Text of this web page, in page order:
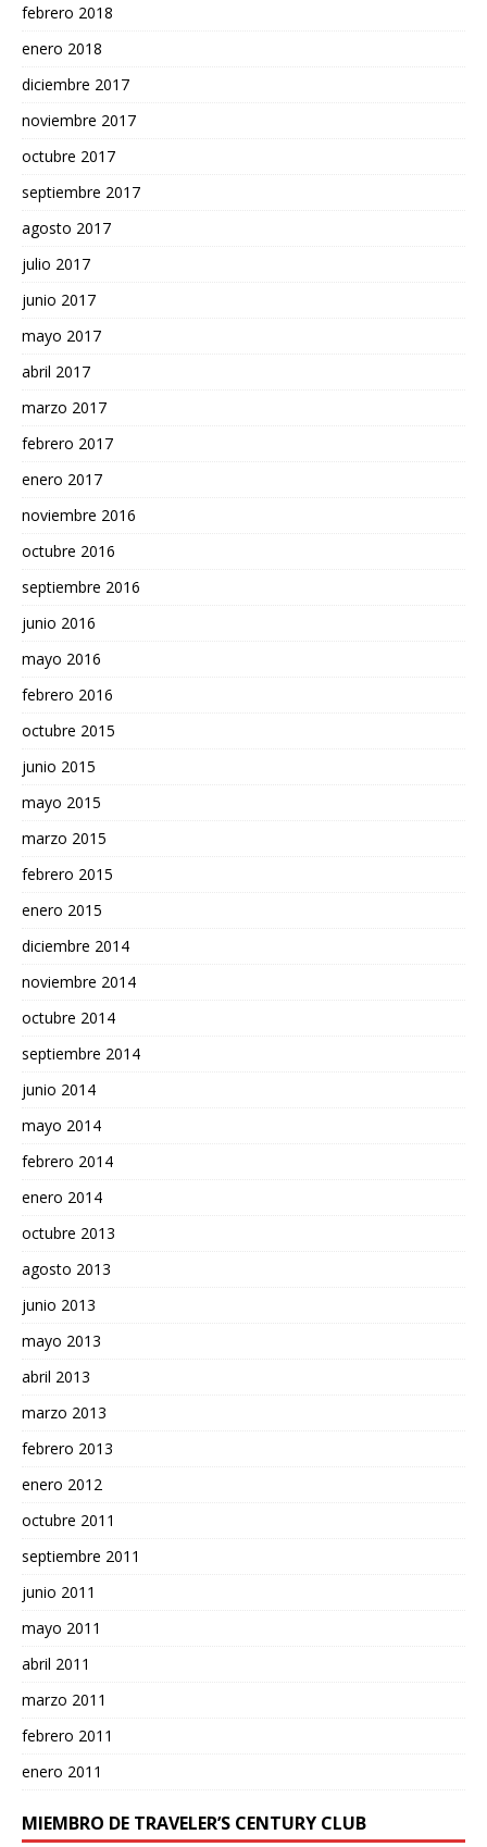
febrero 2018
enero 2018
diciembre 2017
noviembre 2017
octubre 2017
septiembre 2017
agosto 2017
julio 2017
junio 2017
mayo 2017
abril 2017
marzo 2017
febrero 2017
enero 2017
noviembre 2016
octubre 2016
septiembre 2016
junio 2016
mayo 2016
febrero 2016
octubre 2015
junio 2015
mayo 2015
marzo 2015
febrero 2015
enero 2015
diciembre 2014
noviembre 2014
octubre 2014
septiembre 2014
junio 2014
mayo 2014
febrero 2014
enero 2014
octubre 2013
agosto 2013
junio 2013
mayo 2013
abril 2013
marzo 2013
febrero 2013
enero 2012
octubre 2011
septiembre 2011
junio 2011
mayo 2011
abril 2011
marzo 2011
febrero 2011
enero 2011
MIEMBRO DE TRAVELER’S CENTURY CLUB